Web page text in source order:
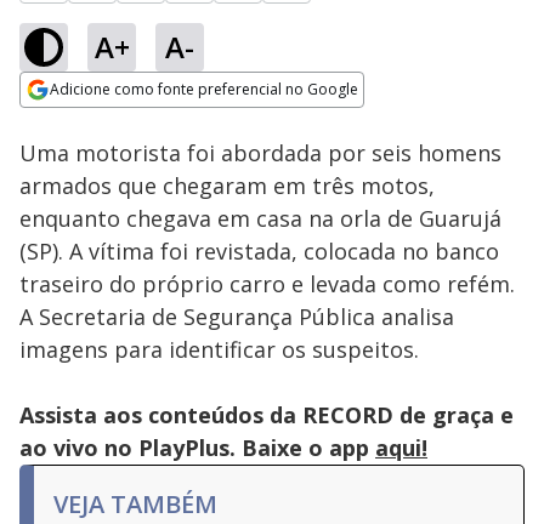
A+ A-
Adicione como fonte preferencial no Google
Ativar
88.32%
Uma motorista foi abordada por seis homens
armados que chegaram em três motos,
enquanto chegava em casa na orla de Guarujá
(SP). A vítima foi revistada, colocada no banco
traseiro do próprio carro e levada como refém.
A Secretaria de Segurança Pública analisa
imagens para identificar os suspeitos.
Assista aos conteúdos da RECORD de graça e
ao vivo no PlayPlus. Baixe o app aqui!
VEJA TAMBÉM